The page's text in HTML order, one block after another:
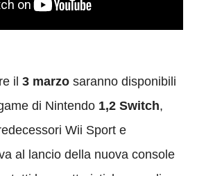
il 3 marzo saranno disponibili
di Nintendo 1,2 Switch,
Wii Sport e
al lancio della nuova console